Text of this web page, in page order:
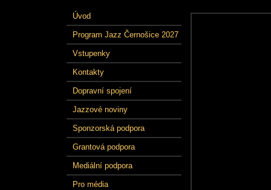
Úvod
Program Jazz Černošice 2027
Vstupenky
Kontakty
Dopravní spojení
Jazzové noviny
Sponzorská podpora
Grantová podpora
Mediální podpora
Pro média